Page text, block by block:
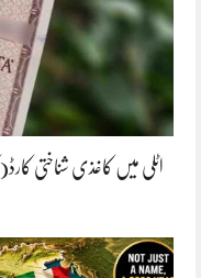
اٹلی میں کاغذی شناختی